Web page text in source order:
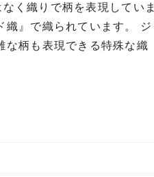
く織りで柄を表現していま
織』で織られています。 ジ
な柄も表現できる特殊な織